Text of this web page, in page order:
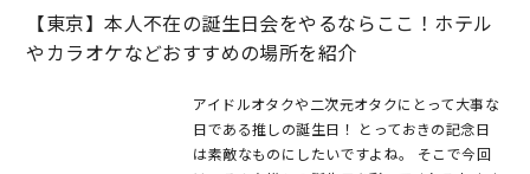
【東京】本人不在の誕生日会をやるならここ！ホテル
やカラオケなどおすすめの場所を紹介
アイドルオタクや二次元オタクにとって大事な
日である推しの誕生日！ とっておきの記念日
は素敵なものにしたいですよね。 そこで今回